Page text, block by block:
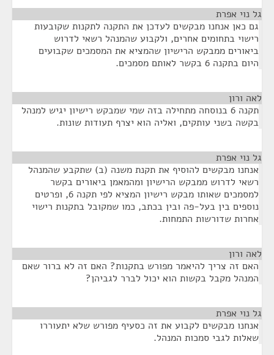
גל נוי אפרת
גם כאן אנחנו מבקשים לעדכן את התקנה לתקנות שקובעות
רישוי בתחומים אחרים, ולקבוע שהמנהל רשאי לדרוש
ביאורים ממבקש הרישיון שהמציא את המסמכים שקבועים
היום בתקנה 6 בקשר לאותם מסמכים.
לאה ורון
תקנה 6 בנוסחה מתחילה בזה שמי שמבקש רישיון יגיש למנהל
בקשה בשני עותקים, ואליה הוא יצרף תעודות שונות.
גל נוי אפרת
אנחנו מבקשים להוסיף את תקנת משנה (ב) שתקבע שהמנהל
רשאי לדרוש ממבקש הרישיון ומהמאמן ביאורים בקשר
למסמכים שאותו מבקש רישיון המציא לפי תקנה 6, ופרטים
נוספים בין בעל-פה ובין בכתב, כמו שמקובל בתקנות רישוי
אחרות שדורשות התמחות.
לאה ורון
האם זה צריך להיאמר מפורש בתקנות? האם זה לא ברור שאם
המנהל מקבל בקשות הוא יכול לברר לגביהן?
גל נוי אפרת
אנחנו מבקשים לקבוע את זה כסעיף מפורש שלא יתעוררו
שאלות לגבי סמכות המנהל.